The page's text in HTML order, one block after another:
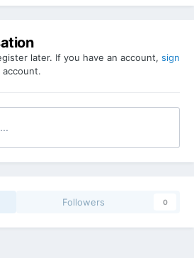
later. If you have an account, sign
Followers 0